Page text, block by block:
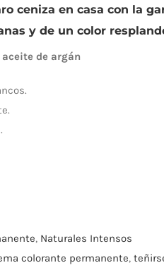
ceniza en casa con la
y de un color
de argán
, Naturales Intensos
colorante permanente,